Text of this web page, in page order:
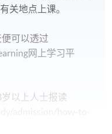
关地点上课。
可以透过
网上学习平
以上人士报读